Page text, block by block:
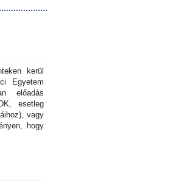
kerül
Egyetem
előadás
esetleg
vagy
hogy